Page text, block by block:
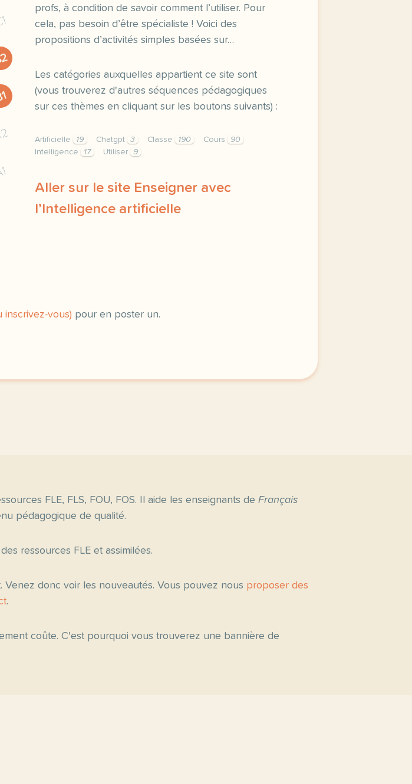
profs, à condition de savoir comment l’utiliser. Pour
cela, pas besoin d’être spécialiste ! Voici des
propositions d’activités simples basées sur…
Les catégories auxquelles appartient ce site sont
(vous trouverez d'autres séquences pédagogiques
sur ces thèmes en cliquant sur les boutons suivants) :
Artificielle 19 Chatgpt 3 Classe 190 Cours
90
Intelligence
17 Utiliser 9
Aller sur le site Enseigner avec
l’Intelligence artificielle
inscrivez-vous) pour en poster un.
FLE, FLS, FOU, FOS. Il aide les enseignants de Français
pédagogique de qualité.
ressources FLE et assimilées.
donc voir les nouveautés. Vous pouvez nous proposer des
.
coûte. C'est pourquoi vous trouverez une bannière de